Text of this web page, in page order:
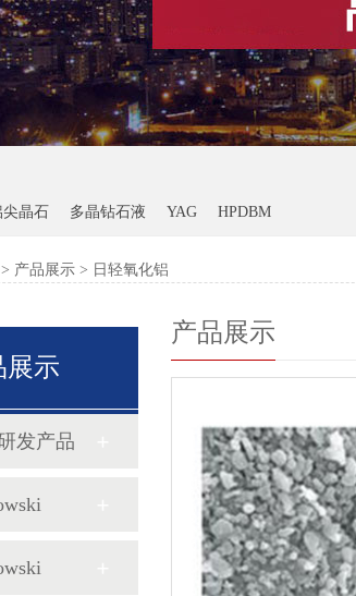
晶石 多晶钻石液 YAG HPDBM
> 产品展示 > 日轻氧化铝
展示
发产品
产品展示